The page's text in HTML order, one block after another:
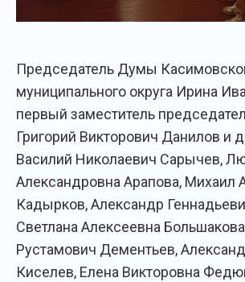
Председатель Думы
муниципального округа Ирина
первый заместитель
Григорий Викторович Данилов и
Василий Николаевич Сарычев,
Александровна Арапова, Михаил
Кадырков, Александр
Светлана Алексеевна
Рустамович Дементьев,
Киселев, Елена Викторовна